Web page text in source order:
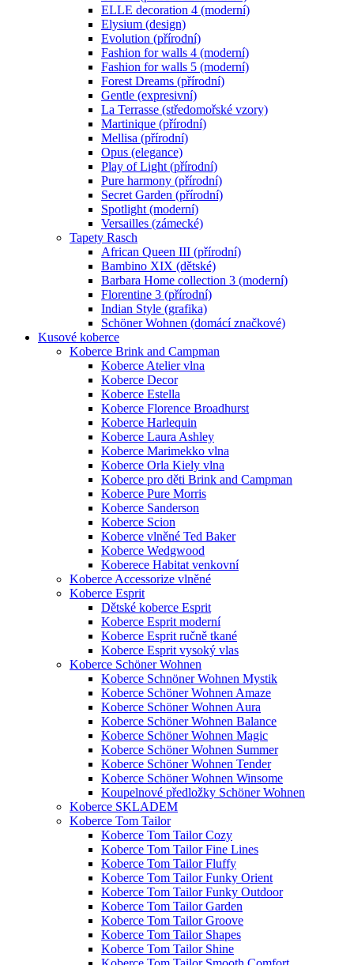
ELLE decoration 4 (moderní)
Elysium (design)
Evolution (přírodní)
Fashion for walls 4 (moderní)
Fashion for walls 5 (moderní)
Forest Dreams (přírodní)
Gentle (expresivní)
La Terrasse (středomořské vzory)
Martinique (přírodní)
Mellisa (přírodní)
Opus (elegance)
Play of Light (přírodní)
Pure harmony (přírodní)
Secret Garden (přírodní)
Spotlight (moderní)
Versailles (zámecké)
Tapety Rasch
African Queen III (přírodní)
Bambino XIX (dětské)
Barbara Home collection 3 (moderní)
Florentine 3 (přírodní)
Indian Style (grafika)
Schöner Wohnen (domácí značkové)
Kusové koberce
Koberce Brink and Campman
Koberce Atelier vlna
Koberce Decor
Koberce Estella
Koberce Florence Broadhurst
Koberce Harlequin
Koberce Laura Ashley
Koberce Marimekko vlna
Koberce Orla Kiely vlna
Koberce pro děti Brink and Campman
Koberce Pure Morris
Koberce Sanderson
Koberce Scion
Koberce vlněné Ted Baker
Koberce Wedgwood
Koberece Habitat venkovní
Koberce Accessorize vlněné
Koberce Esprit
Dětské koberce Esprit
Koberce Esprit moderní
Koberce Esprit ručně tkané
Koberce Esprit vysoký vlas
Koberce Schöner Wohnen
Koberce Schnöner Wohnen Mystik
Koberce Schöner Wohnen Amaze
Koberce Schöner Wohnen Aura
Koberce Schöner Wohnen Balance
Koberce Schöner Wohnen Magic
Koberce Schöner Wohnen Summer
Koberce Schöner Wohnen Tender
Koberce Schöner Wohnen Winsome
Koupelnové předložky Schöner Wohnen
Koberce SKLADEM
Koberce Tom Tailor
Koberce Tom Tailor Cozy
Koberce Tom Tailor Fine Lines
Koberce Tom Tailor Fluffy
Koberce Tom Tailor Funky Orient
Koberce Tom Tailor Funky Outdoor
Koberce Tom Tailor Garden
Koberce Tom Tailor Groove
Koberce Tom Tailor Shapes
Koberce Tom Tailor Shine